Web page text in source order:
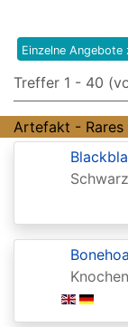
8th
Edition
9th
Edition
Adventures
the
Forgotten
Einzelne Angebote
Treffer 1 - 40
Artefakt - Rares